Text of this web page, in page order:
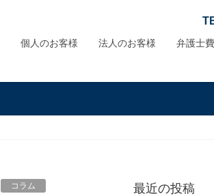
個人のお客様 法人のお客様 弁護士
コラム 最近の投稿